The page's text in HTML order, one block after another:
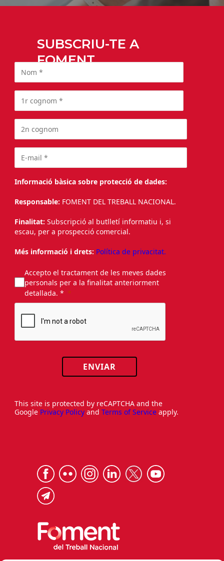
SUBSCRIU-TE A
FOMENT
Informació bàsica sobre protecció de dades:
Responsable: FOMENT DEL TREBALL NACIONAL.
Finalitat: Subscripció al butlletí informatiu i, si
escau, per a prospecció comercial.
Més informació i drets: Política de privacitat.
Accepto el tractament de les meves dades
personals per a la finalitat anteriorment
detallada. *
ENVIAR
This site is protected by reCAPTCHA and the
Google Privacy Policy and Terms of Service apply.